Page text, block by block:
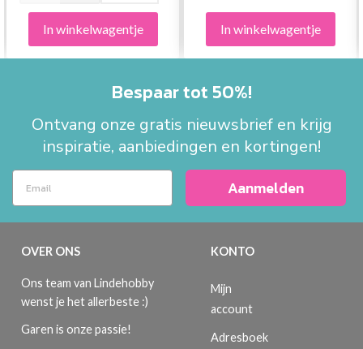
In winkelwagentje In winkelwagentje
Bespaar tot 50%!
Ontvang onze gratis nieuwsbrief en krijg
inspiratie, aanbiedingen en kortingen!
Aanmelden
OVER ONS
Ons team van Lindehobby
wenst je het allerbeste :)
Garen is onze passie!
KONTO
Mijn
account
Adresboek